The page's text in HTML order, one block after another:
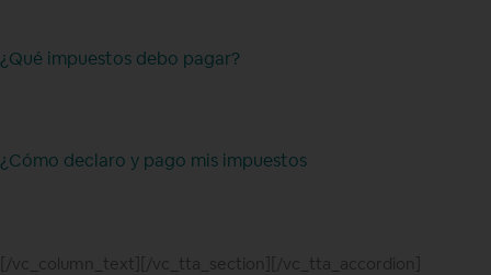
¿Qué impuestos debo pagar?
¿Cómo declaro y pago mis impuestos
[/vc_column_text][/vc_tta_section][/vc_tta_accordion]